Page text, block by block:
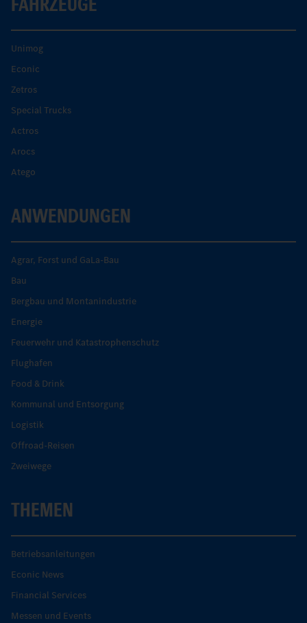
Unimog
Econic
Zetros
Special Trucks
Actros
Arocs
Atego
ANWENDUNGEN
Agrar, Forst und GaLa-Bau
Bau
Bergbau und Montanindustrie
Energie
Feuerwehr und Katastrophenschutz
Flughafen
Food & Drink
Kommunal und Entsorgung
Logistik
Offroad-Reisen
Zweiwege
THEMEN
Betriebsanleitungen
Econic News
Financial Services
Messen und Events